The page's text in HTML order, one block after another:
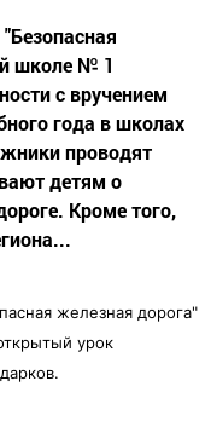
школе № 1
с вручением
года в школах
проводят
детям о
Кроме того,
железная дорога"
ткрытый урок